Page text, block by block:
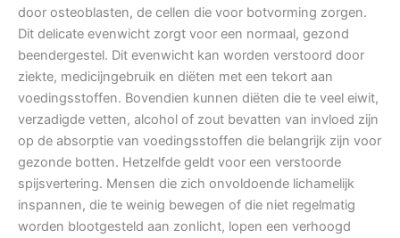
door osteoblasten, de cellen die voor botvorming zorgen.
Dit delicate evenwicht zorgt voor een normaal, gezond
beendergestel. Dit evenwicht kan worden verstoord door
ziekte, medicijngebruik en diëten met een tekort aan
voedingsstoffen. Bovendien kunnen diëten die te veel eiwit,
verzadigde vetten, alcohol of zout bevatten van invloed zijn
op de absorptie van voedingsstoffen die belangrijk zijn voor
gezonde botten. Hetzelfde geldt voor een verstoorde
spijsvertering. Mensen die zich onvoldoende lichamelijk
inspannen, die te weinig bewegen of die niet regelmatig
worden blootgesteld aan zonlicht, lopen een verhoogd